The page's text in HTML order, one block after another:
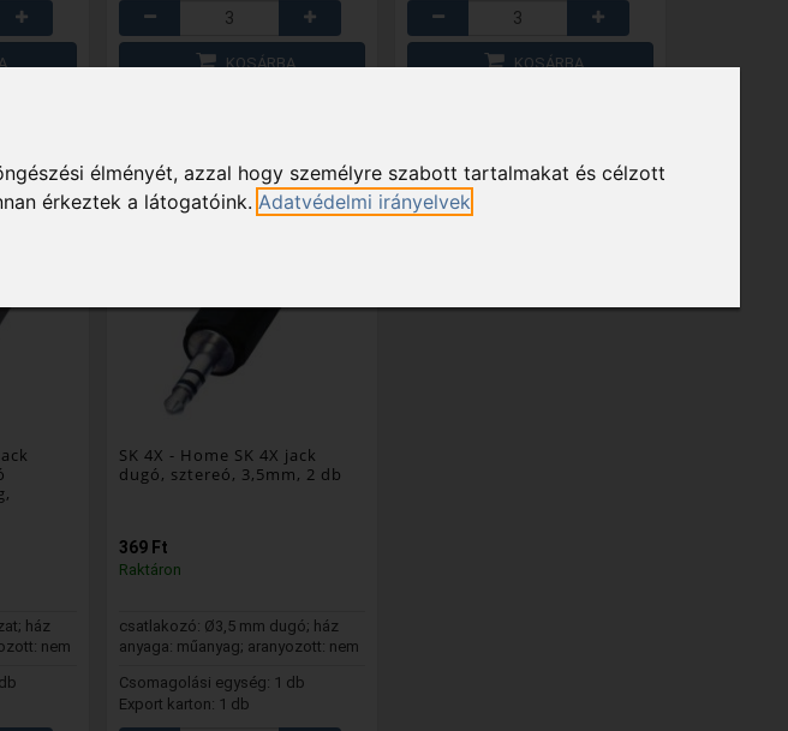
élményét, azzal hogy személyre szabott tartalmakat és célzott
érkeztek a látogatóink. Adatvédelmi irányelvek
KOSÁRBA KOSÁRBA
ház
nem
SK 4X - Home SK 4X jack
dugó, sztereó, 3,5mm, 2 db
369 Ft
Raktáron
csatlakozó: Ø3,5 mm dugó; ház
anyaga: műanyag; aranyozott: nem
Csomagolási egység: 1 db
Export karton: 1 db